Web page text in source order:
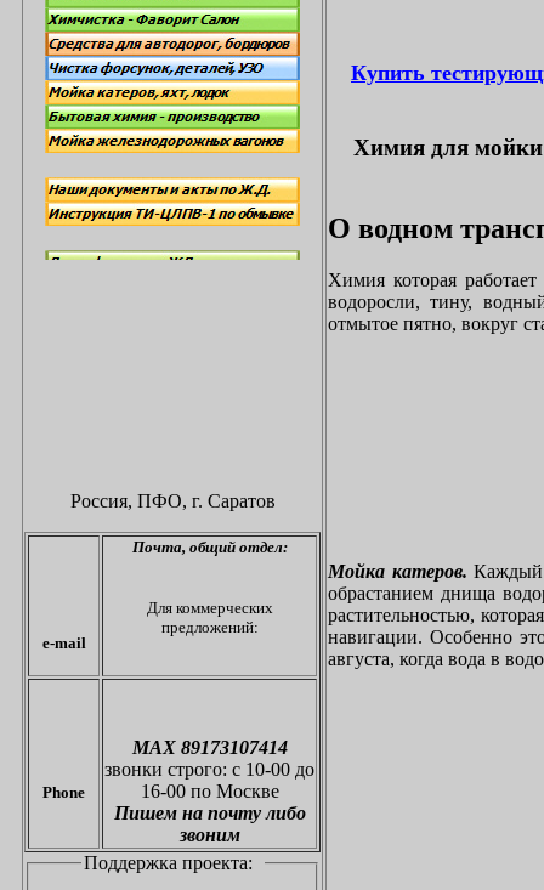
Россия, ПФО, г. Саратов
e-mail
Почта, общий отдел:
Для коммерческих
предложений:
Phone
МАХ 89173107414
звонки строго: с 10-00 до
16-00 по Москве
Пишем на почту либо
звоним
Поддержка проекта:
Купить
Химия для мойки
О водном
Химия которая
водоросли, тину,
отмытое пятно, вокруг
Мойка катеров. Каждый
обрастанием днища
растительностью,
навигации. Особенно
августа, когда вода в